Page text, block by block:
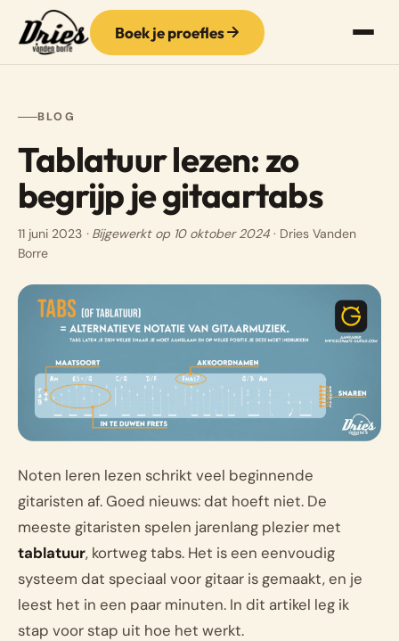
Boek je proefles
BLOG
Tablatuur lezen: zo
begrijp je gitaartabs
11 juni 2023 · Bijgewerkt op 10 oktober 2024 · Dries Vanden
Borre
Noten leren lezen schrikt veel beginnende
gitaristen af. Goed nieuws: dat hoeft niet. De
meeste gitaristen spelen jarenlang plezier met
tablatuur, kortweg tabs. Het is een eenvoudig
systeem dat speciaal voor gitaar is gemaakt, en je
leest het in een paar minuten. In dit artikel leg ik
stap voor stap uit hoe het werkt.